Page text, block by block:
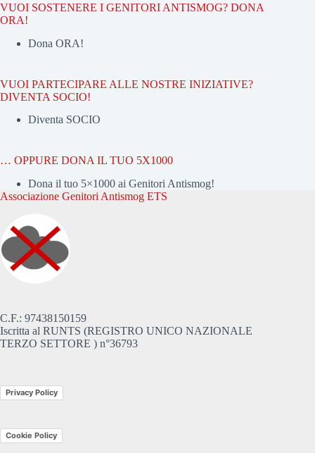
VUOI SOSTENERE I GENITORI ANTISMOG? DONA
ORA!
Dona ORA!
VUOI PARTECIPARE ALLE NOSTRE INIZIATIVE?
DIVENTA SOCIO!
Diventa SOCIO
… OPPURE DONA IL TUO 5X1000
Dona il tuo 5×1000 ai Genitori Antismog!
Associazione Genitori Antismog ETS
C.F.: 97438150159
Iscritta al RUNTS (REGISTRO UNICO NAZIONALE
TERZO SETTORE ) n°36793
Privacy Policy
Cookie Policy